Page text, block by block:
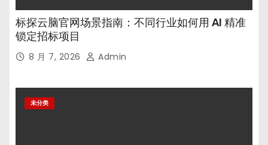
标探云脑官网场景指南：不同行业如何用 AI 精准
锁定招标项目
8 月 7, 2026 Admin
未分类